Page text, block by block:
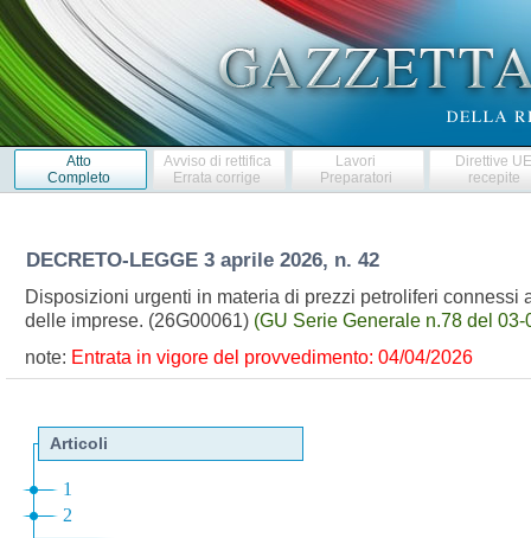
Atto
Completo
Avviso di rettifica
Errata corrige
Lavori
Preparatori
Direttive
recepite
DECRETO-LEGGE 3 aprile 2026, n. 42
Disposizioni urgenti in materia di prezzi petroliferi
delle imprese. (26G00061) (GU Serie Generale n.78 del 03-
note: Entrata in vigore del provvedimento: 04/04/2026